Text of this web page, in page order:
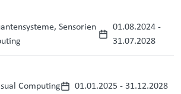
Sensorien
01.08.2024-
31.07.2028
Computing 01.01.2025 - 31.12.2028